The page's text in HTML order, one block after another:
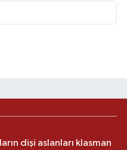
dişi aslanları klasman